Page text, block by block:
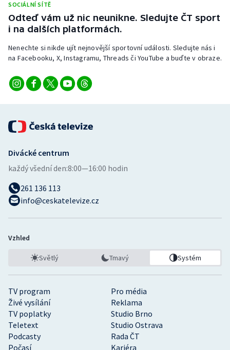
Krasobruslení
Lyže a snowboard
Moderní pětiboj
Olympijské hry
Plavání
Ragby
Rychlobruslení
Short track
Sportovní střelba
SOCIÁLNÍ SÍTĚ
Odteď vám už nic neunikne. Sledujte ČT sport
i na dalších platformách.
Nenechte si nikde ujít nejnovější sportovní události. Sledujte nás i
na Facebooku, X, Instagramu, Threads či YouTube a buďte v obraze.
TV program
Pro média
Živé vysílání
Reklama
TV poplatky
Studio Brno
Teletext
Studio Ostrava
Podcasty
Rada ČT
Počasí
Kariéra
Divácké centrum
každý všední den:8:00—16:00 hodin
261 136 113
info@ceskatelevize.cz
Vzhled
Světlý Tmavý Systém